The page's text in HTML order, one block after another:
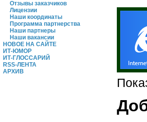
Отзывы заказчиков
Лицензии
Наши координаты
Программа партнерства
Наши партнеры
Наши вакансии
НОВОЕ НА САЙТЕ
ИТ-ЮМОР
ИТ-ГЛОССАРИЙ
RSS-ЛЕНТА
АРХИВ